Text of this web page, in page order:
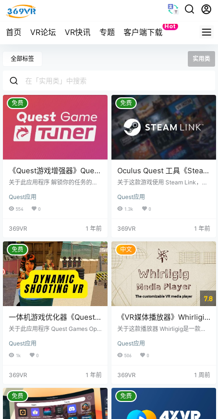
首页 VR论坛 VR快讯 专题 客户端下载
Hot
Quest
全部标签 实用类
免费
《Quest游戏增强器》Quest
Game Tuner
关于此应用程序 解锁你的任务的全
动调整隐藏的系统参数来提高分辨
率、帧速率等，改善您的独立 VR 体
Quest Game Tuner打破了这些限
件。 您还可以拍摄更好的视频、屏
蔽广告、防止耳机在不使用时耗尽
电池电量等等。—— Quest 3 和 3
Quest应用
554 0
369VR 1 年前
免费
Oculus Quest 工具《Steam
无线串流》Steam Link
关于这款游戏使用 Steam Link，您
线传输到 Meta Quest 一体机。借助
计算机的强大性能，您能够以高质
首先，请在您的 Quest 设备上下载
将帮助您与同一网络中已安装并运
行 Steam 的计算机建立无线连接。
立即安装 Steam Link …
Quest应用
1.3k 0
369VR 1 年前
免费
一体机游戏优化器《Quest
Games Optimizer》
关于此应用程序 Quest Games Opti
e上的游戏优化程序，允许直接启用
超级采样，以建议更清晰的游戏质
量性能。 有了230多个已经优化的
化了230个），您还可以通过修改刷
级别以及固定中心凹度等参数，通
过用户友好的界面创建自己的配置
文件。 所有配置文件都经过测试，
…
Quest应用
1k 0
369VR 1 年前
中文
7.8
《VR媒体播放器》Whirligig
VR Media Player
关于这款播放器 Whirligig是一款用
媒体播放器。它支持多种投影类
型，渲染路径，并具有许多其他功
能，使您的体验尽可能愉快。 视频L
编解码器库，具有广泛的内置视频
的VLC视频播放器使用。它提供了
比Media Foundation更广泛的视频
像支持 JPG、PNG、…
Quest应用
506 0
369VR 1 周前
免费 免费